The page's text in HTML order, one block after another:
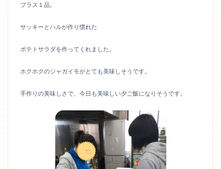
プラス１品。
サッキーとハルが作り慣れた
ポテトサラダを作ってくれました。
ホクホクのジャガイモがとても美味しそうです。
手作りの美味しさで、今日も美味しい夕ご飯になりそうです。